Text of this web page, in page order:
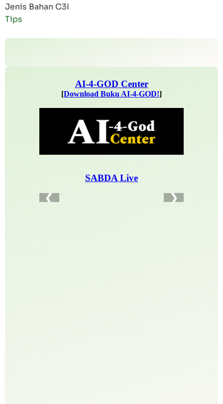
Jenis Bahan C3I
Tips